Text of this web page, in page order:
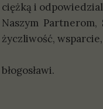
ciężką i
Naszym
życzliwość,
Niech
błogosławi.